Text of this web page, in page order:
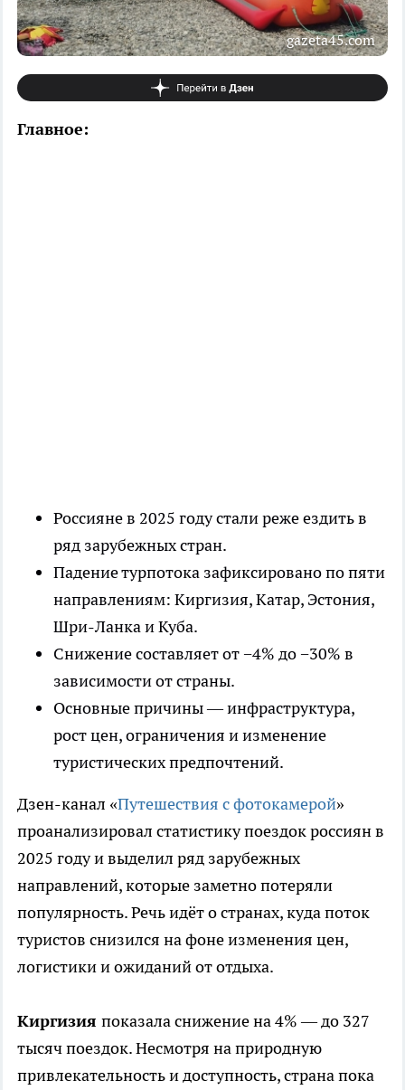
gazeta45.com
Главное:
Россияне в 2025 году стали реже ездить в
ряд зарубежных стран.
Падение турпотока зафиксировано по пяти
направлениям: Киргизия, Катар, Эстония,
Шри-Ланка и Куба.
Снижение составляет от −4% до −30% в
зависимости от страны.
Основные причины — инфраструктура,
рост цен, ограничения и изменение
туристических предпочтений.
Дзен-канал «Путешествия с фотокамерой»
проанализировал статистику поездок россиян в
2025 году и выделил ряд зарубежных
направлений, которые заметно потеряли
популярность. Речь идёт о странах, куда поток
туристов снизился на фоне изменения цен,
логистики и ожиданий от отдыха.
Киргизия показала снижение на 4% — до 327
тысяч поездок. Несмотря на природную
привлекательность и доступность, страна пока